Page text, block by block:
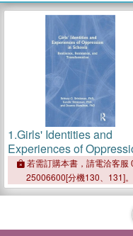
1.Girls' Identities and
Experiences of
in Schools：Resilience,
Resistance, and
Transformation
若需訂購本書，請電洽客服
25006600[分機130、131]。